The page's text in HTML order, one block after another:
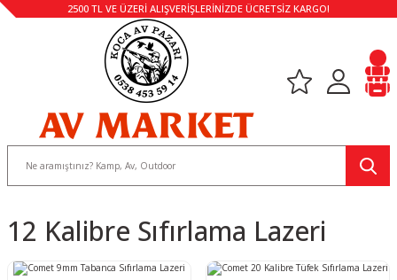
2500 TL VE ÜZERİ ALIŞVERİŞLERİNİZDE ÜCRETSİZ KARGO!
12 Kalibre Sıfırlama Lazeri